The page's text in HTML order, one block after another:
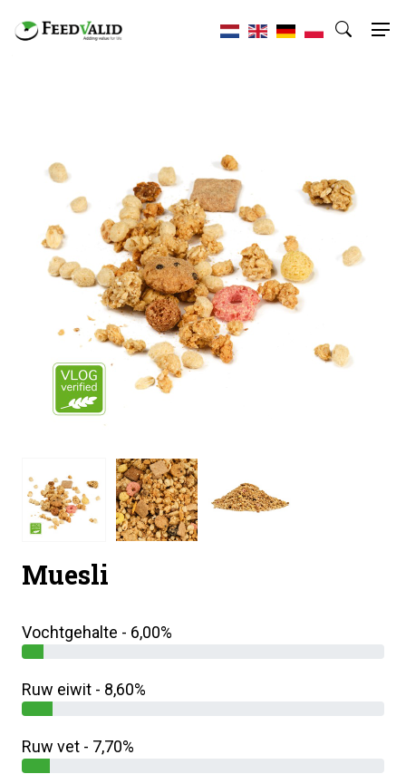
Muesli
Vochtgehalte - 6,00%
Ruw eiwit - 8,60%
Ruw vet - 7,70%